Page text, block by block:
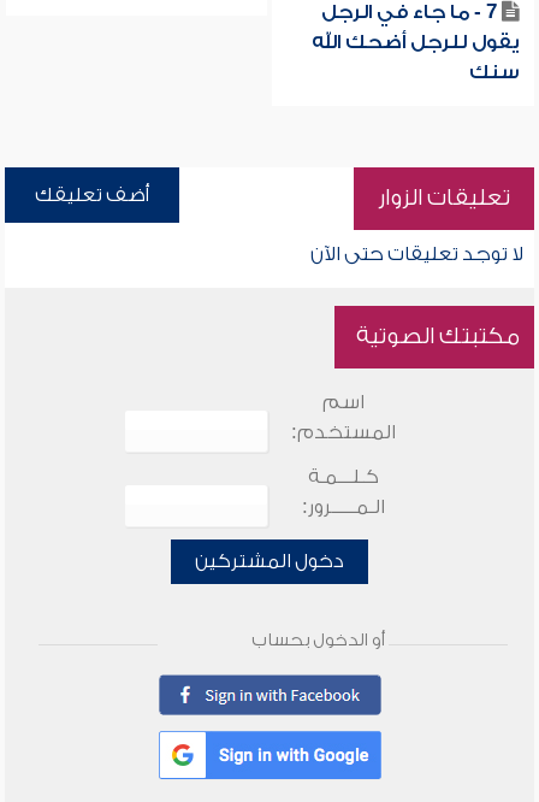
7 - ما جاء في الرجل
يقول للرجل أضحك الله
سنك
تعليقات الزوار أضف تعليقك
لا توجد تعليقات حتى الآن
مكتبتك الصوتية
اسم
المستخدم:
كـلـــمـة
الـمـــــرور:
دخول المشتركين
أو الدخول بحساب